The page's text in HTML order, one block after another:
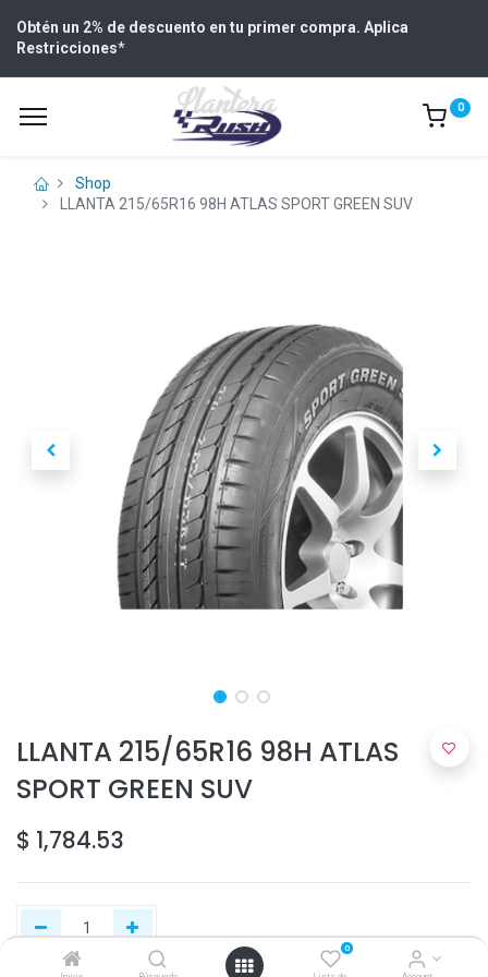
0
Obtén un 2% de descuento en tu primer compra. Aplica
Restricciones*
0
Shop
LLANTA 215/65R16 98H ATLAS SPORT GREEN SUV
LLANTA 215/65R16 98H ATLAS
SPORT GREEN SUV
$ 1,784.53